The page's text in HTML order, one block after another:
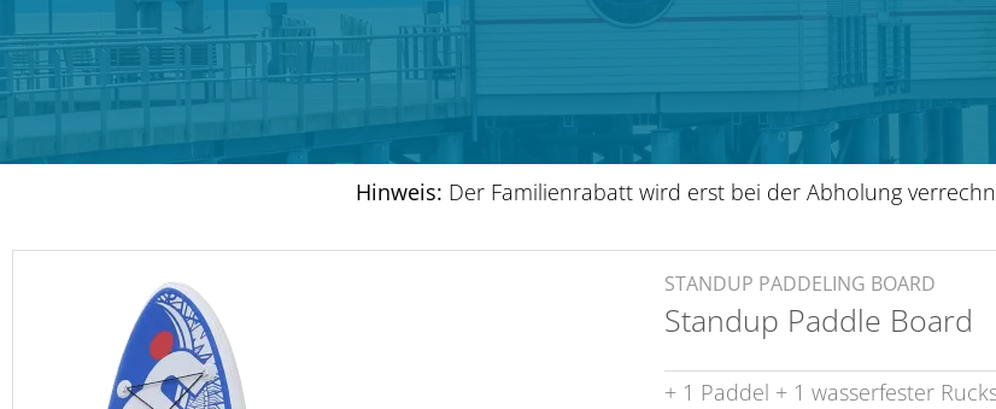
Hinweis: Der Familienrabatt wird erst bei der Abholung
STANDUP PADDELING BOARD
Standup Paddle Board
+ 1 Paddel + 1 wasserfester